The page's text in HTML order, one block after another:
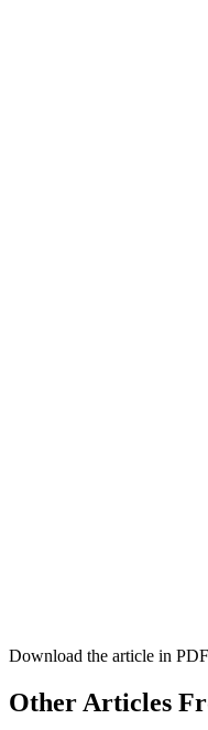
Download the article in
Other Articles